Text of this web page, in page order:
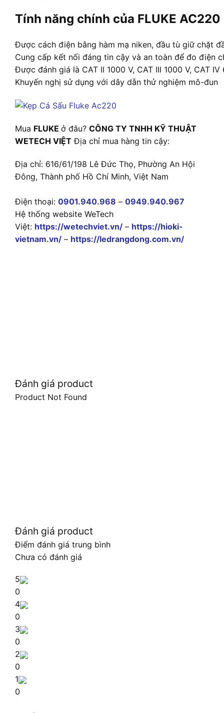
Tính năng chính của FLUKE AC220
Được cách điện bằng hàm mạ niken, đầu tù giữ chặt
Cung cấp kết nối đáng tin cậy và an toàn để đo điện
Được đánh giá là CAT II 1000 V, CAT III 1000 V, CAT IV
Khuyến nghị sử dụng với dây dẫn thử nghiệm mô-đun
Mua FLUKE ở đâu? CÔNG TY TNHH KỸ THUẬT
WETECH VIỆT Địa chỉ mua hàng tin cậy:
Địa chỉ: 616/61/198 Lê Đức Thọ, Phường An Hội
Đông, Thành phố Hồ Chí Minh, Việt Nam
Điện thoại: 0901.940.968 – 0949.940.967
Hệ thống website WeTech
Việt: https://wetechviet.vn/ – https://hioki-
vietnam.vn/ – https://ledrangdong.com.vn/
Đánh giá product
Product Not Found
Đánh giá product
Điểm đánh giá trung bình
Chưa có đánh giá
5
0
4
0
3
0
2
0
1
0